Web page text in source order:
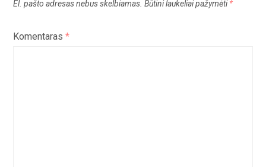
El. pašto adresas nebus skelbiamas. Būtini laukeliai pažymėti*
Komentaras*